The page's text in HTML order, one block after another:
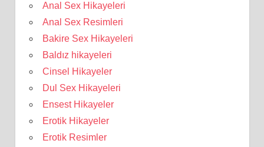
Anal Sex Hikayeleri
Anal Sex Resimleri
Bakire Sex Hikayeleri
Baldız hikayeleri
Cinsel Hikayeler
Dul Sex Hikayeleri
Ensest Hikayeler
Erotik Hikayeler
Erotik Resimler